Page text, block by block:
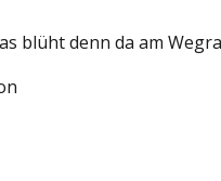
blüht denn da am